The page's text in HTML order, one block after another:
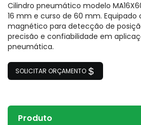
Cilindro pneumático modelo
16 mm e curso de 60 mm. Equipado
magnético para detecção de
precisão e confiabilidade em
pneumática.
SOLICITAR ORÇAMENTO
Produto